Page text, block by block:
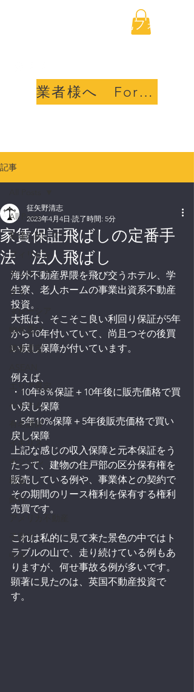
海外不動産取引透明化フォ
業者様へ For sellers
記事
All Posts
私達に関して
フィリピン
カンボジア
タイ
マレーシア
物件選び
業者選定
エリア選定
ベトナム
有名講師
イギリス
モンゴル
税金
銀行
子育て
中国
家賃保証飛ばしの定番手
法 法人飛ばし
征矢野清志
2023年4月4日 読了時間: 5分
海外不動産界隈を飛び交うホテル、学
生寮、老人ホームの事業出資系不動産
投資。
大抵は、そこそこ良い利回り保証が5年
から10年付いていて、尚且つその後買
い戻し保障が付いています。
例えば、
・10年8％保証＋10年後に販売価格で買
い戻し保障
・5年10%保障＋5年後販売価格で買い
戻し保障
上記な感じの収入保障と元本保証をう
たって、建物の住戸部の区分保有権を
販売している例や、事業体との契約で
その期間のリース権利を保有する権利
売買です。
これは私的に見て来た景色の中ではト
ラブルの山で、走り続けている例もあ
りますが、何せ事故る例が多いです。
顕著に見たのは、英国不動産投資で
す。